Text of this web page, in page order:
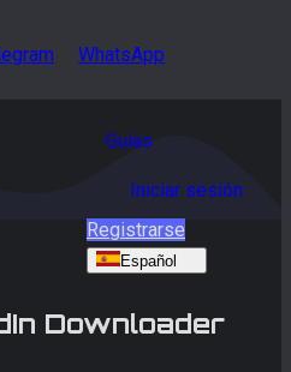
WhatsApp
Guías
Iniciar sesión
Registrarse
Español
Downloader